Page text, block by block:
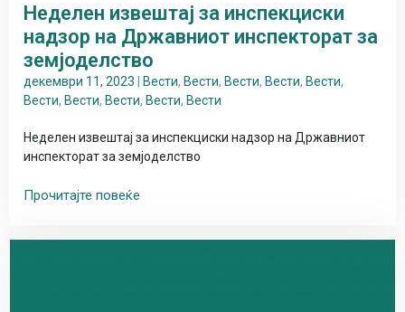
Неделен извештај за инспекциски
надзор на Државниот инспекторат за
земјоделство
декември 11, 2023 Вести, Вести, Вести, Вести, Вести,
Вести, Вести, Вести, Вести, Вести
Неделен извештај за инспекциски надзор на Државниот
инспекторат за земјоделство
Прочитајте повеќе